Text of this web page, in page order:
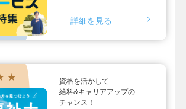
詳細を見る
★
資格を活かして
給料&キャリアアップの
チャンス！